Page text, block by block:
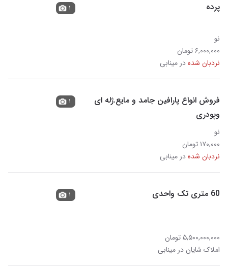
پرده
نو
۶,۰۰۰,۰۰۰ تومان
نردبان شدهدر مینابی
۱
فروش انواع پارافین جامد و مایع.ژله ای
وپودری
نو
۱۷۰,۰۰۰ تومان
نردبان شدهدر مینابی
۱
60 متری تک واحدی
۵,۵۰۰,۰۰۰,۰۰۰ تومان
املاک شایان در مینابی
۱